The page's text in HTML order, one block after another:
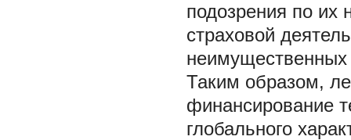
подозрения по их
страховой
неимущественных
Таким образом,
финансирование
глобального